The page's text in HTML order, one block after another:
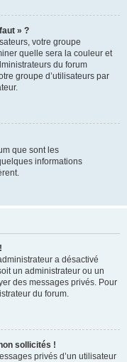
» ?
votre groupe
quelle sera la couleur et
du forum
groupe d’utilisateurs par
que sont les
informations
a désactivé
un administrateur ou un
des messages privés. Pour
du forum.
sollicités !
privés d’un utilisateur